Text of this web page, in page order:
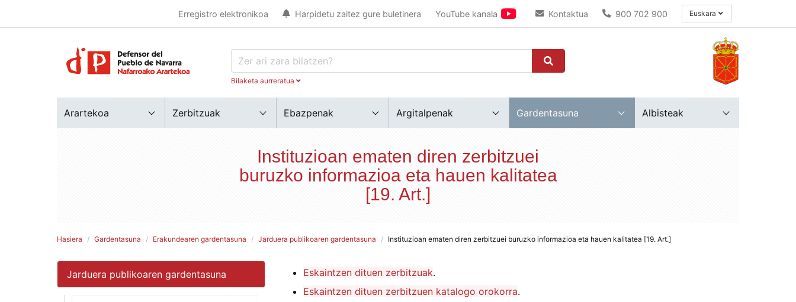
Erregistro elektronikoa Harpidetu zaitez gure buletinera YouTube kanala Kontaktua 900 702 900 Euskara
Bilaketa aurreratua
Arartekoa Zerbitzuak Ebazpenak Argitalpenak Gardentasuna Albisteak
Instituzioan ematen diren zerbitzuei
buruzko informazioa eta hauen kalitatea
[19. Art.]
Hasiera Gardentasuna Erakundearen gardentasuna Jarduera publikoaren gardentasuna Instituzioan ematen diren zerbitzuei buruzko informazioa eta hauen kalitatea [19. Art.]
Jarduera publikoaren gardentasuna Eskaintzen dituen zerbitzuak.
Eskaintzen dituen zerbitzuen katalogo orokorra.